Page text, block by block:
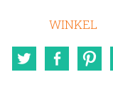
WINKEL
Twitter